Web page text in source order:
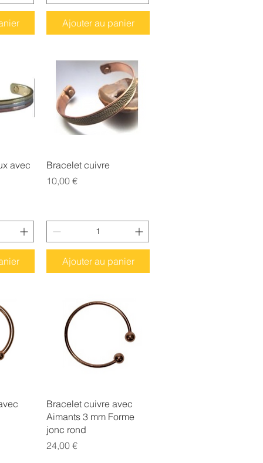
Ajouter au panier
avec
Aperçu rapide
Bracelet cuivre
Prix
10,00 €
Ajouter au panier
Aperçu rapide
Bracelet cuivre avec
Aimants 3 mm Forme
jonc rond
Prix
24,00 €